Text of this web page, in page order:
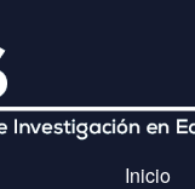
Inicio